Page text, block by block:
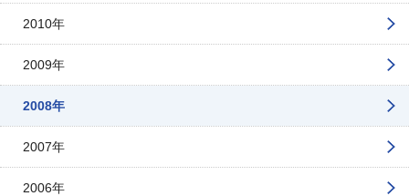
2010年
2009年
2008年
2007年
2006年